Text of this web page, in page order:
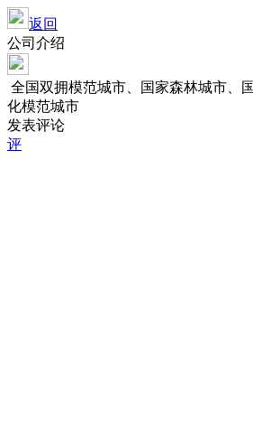
返回
公司介绍
全国双拥模范城市、国家森林城市、
化模范城市
发表评论
评